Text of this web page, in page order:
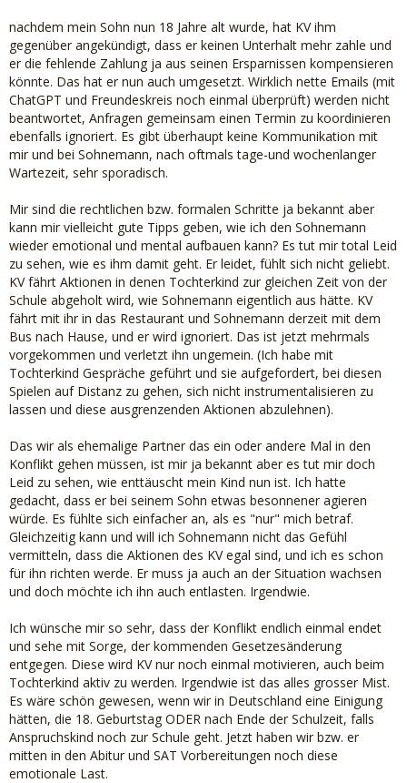
nachdem mein Sohn nun 18 Jahre alt wurde, hat KV ihm
gegenüber angekündigt, dass er keinen Unterhalt mehr zahle und
er die fehlende Zahlung ja aus seinen Ersparnissen kompensieren
könnte. Das hat er nun auch umgesetzt. Wirklich nette Emails (mit
ChatGPT und Freundeskreis noch einmal überprüft) werden nicht
beantwortet, Anfragen gemeinsam einen Termin zu koordinieren
ebenfalls ignoriert. Es gibt überhaupt keine Kommunikation mit
mir und bei Sohnemann, nach oftmals tage-und wochenlanger
Wartezeit, sehr sporadisch.
Mir sind die rechtlichen bzw. formalen Schritte ja bekannt aber
kann mir vielleicht gute Tipps geben, wie ich den Sohnemann
wieder emotional und mental aufbauen kann? Es tut mir total Leid
zu sehen, wie es ihm damit geht. Er leidet, fühlt sich nicht geliebt.
KV fährt Aktionen in denen Tochterkind zur gleichen Zeit von der
Schule abgeholt wird, wie Sohnemann eigentlich aus hätte. KV
fährt mit ihr in das Restaurant und Sohnemann derzeit mit dem
Bus nach Hause, und er wird ignoriert. Das ist jetzt mehrmals
vorgekommen und verletzt ihn ungemein. (Ich habe mit
Tochterkind Gespräche geführt und sie aufgefordert, bei diesen
Spielen auf Distanz zu gehen, sich nicht instrumentalisieren zu
lassen und diese ausgrenzenden Aktionen abzulehnen).
Das wir als ehemalige Partner das ein oder andere Mal in den
Konflikt gehen müssen, ist mir ja bekannt aber es tut mir doch
Leid zu sehen, wie enttäuscht mein Kind nun ist. Ich hatte
gedacht, dass er bei seinem Sohn etwas besonnener agieren
würde. Es fühlte sich einfacher an, als es "nur" mich betraf.
Gleichzeitig kann und will ich Sohnemann nicht das Gefühl
vermitteln, dass die Aktionen des KV egal sind, und ich es schon
für ihn richten werde. Er muss ja auch an der Situation wachsen
und doch möchte ich ihn auch entlasten. Irgendwie.
Ich wünsche mir so sehr, dass der Konflikt endlich einmal endet
und sehe mit Sorge, der kommenden Gesetzesänderung
entgegen. Diese wird KV nur noch einmal motivieren, auch beim
Tochterkind aktiv zu werden. Irgendwie ist das alles grosser Mist.
Es wäre schön gewesen, wenn wir in Deutschland eine Einigung
hätten, die 18. Geburtstag ODER nach Ende der Schulzeit, falls
Anspruchskind noch zur Schule geht. Jetzt haben wir bzw. er
mitten in den Abitur und SAT Vorbereitungen noch diese
emotionale Last.